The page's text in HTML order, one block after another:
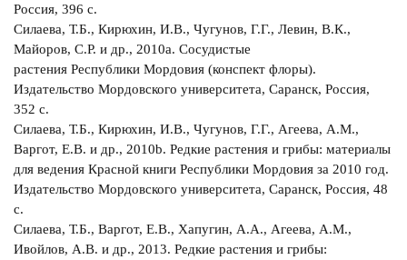
Россия, 396 с.
Силаева, Т.Б., Кирюхин, И.В., Чугунов, Г.Г., Левин, В.К.,
Майоров, С.Р. и др., 2010a. Сосудистые
растения Республики Мордовия (конспект флоры).
Издательство Мордовского университета, Саранск, Россия,
352 с.
Силаева, Т.Б., Кирюхин, И.В., Чугунов, Г.Г., Агеева, А.М.,
Варгот, Е.В. и др., 2010b. Редкие растения и грибы: материалы
для ведения Красной книги Республики Мордовия за 2010 год.
Издательство Мордовского университета, Саранск, Россия, 48
с.
Силаева, Т.Б., Варгот, Е.В., Хапугин, А.А., Агеева, А.М.,
Ивойлов, А.В. и др., 2013. Редкие растения и грибы: